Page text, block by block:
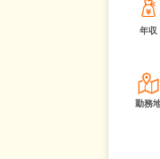
年収
勤務